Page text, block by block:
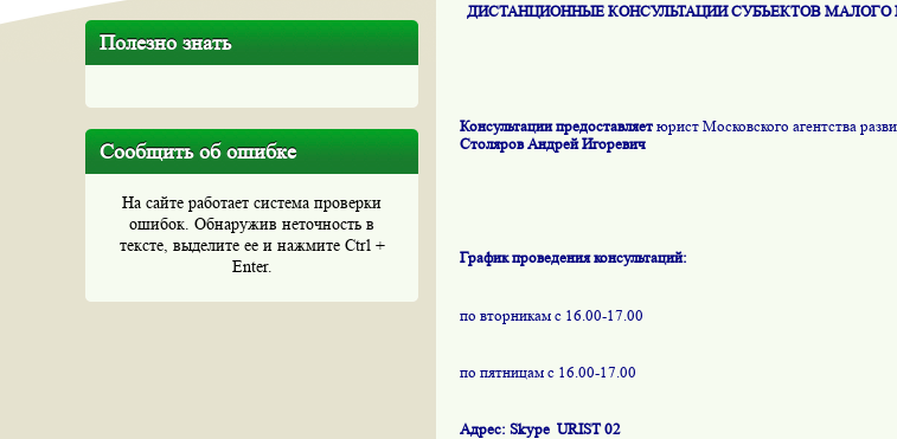
Полезно знать
Сообщить об ошибке
На сайте работает система проверки
ошибок. Обнаружив неточность в
тексте, выделите ее и нажмите Ctrl +
Enter.
ДИСТАНЦИОННЫЕ КОНСУЛЬТАЦИИ СУБЪЕКТОВ МАЛОГО
Консультации предоставляетюрист Московского агентства
Столяров Андрей Игоревич
График проведения консультаций:
по вторникам с 16.00-17.00
по пятницам с 16.00-17.00
Адрес: Skype URIST02